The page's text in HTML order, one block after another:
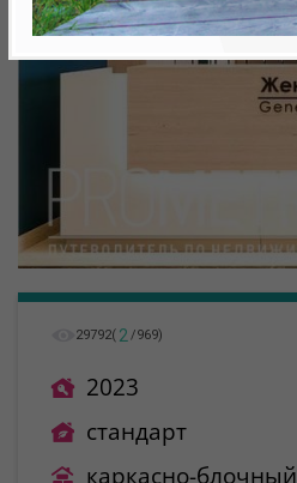
29792( 2 /969)
2023
стандарт
каркасно-блочный